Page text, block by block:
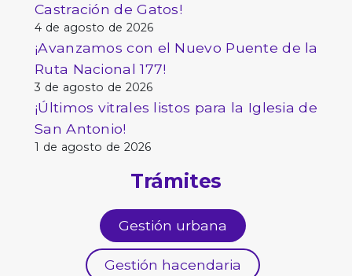
Castración de Gatos!
4 de agosto de 2026
¡Avanzamos con el Nuevo Puente de la
Ruta Nacional 177!
3 de agosto de 2026
¡Últimos vitrales listos para la Iglesia de
San Antonio!
1 de agosto de 2026
Trámites
Gestión urbana
Gestión hacendaria